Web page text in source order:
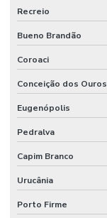
Recreio
Bueno Brandão
Coroaci
Conceição dos Ouros
Eugenópolis
Pedralva
Capim Branco
Urucânia
Porto Firme